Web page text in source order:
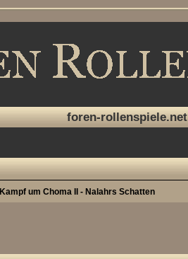
foren-rollenspiele.net
Kampf um Choma II - Nalahrs Schatten